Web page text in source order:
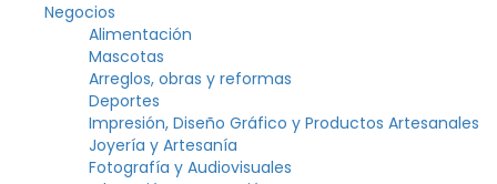
Negocios
Alimentación
Mascotas
Arreglos, obras y reformas
Deportes
Impresión, Diseño Gráfico y Productos Artesanales
Joyería y Artesanía
Fotografía y Audiovisuales